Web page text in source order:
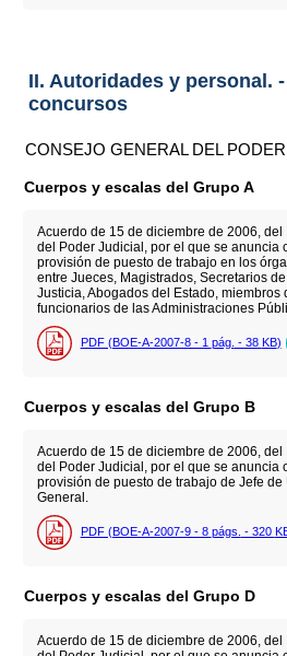
II. Autoridades y personal.
concursos
CONSEJO GENERAL DEL
Cuerpos y escalas del Grupo A
Acuerdo de 15 de diciembre de 2006,
del Poder Judicial, por el que se anuncia
provisión de puesto de trabajo en los
entre Jueces, Magistrados, Secretarios
Justicia, Abogados del Estado, miembros
funcionarios de las Administraciones
PDF (BOE-A-2007-8 - 1 pág. - 38 KB)
Cuerpos y escalas del Grupo B
Acuerdo de 15 de diciembre de 2006,
del Poder Judicial, por el que se anuncia
provisión de puesto de trabajo de Jefe
General.
PDF (BOE-A-2007-9 - 8 págs. - 320
Cuerpos y escalas del Grupo D
Acuerdo de 15 de diciembre de 2006,